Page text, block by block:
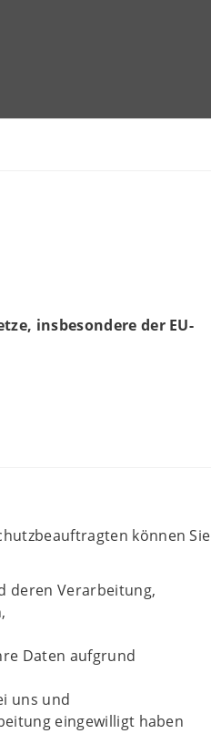
insbesondere der EU-
können Sie
deren Verarbeitung,
Daten aufgrund
uns und
eingewilligt haben